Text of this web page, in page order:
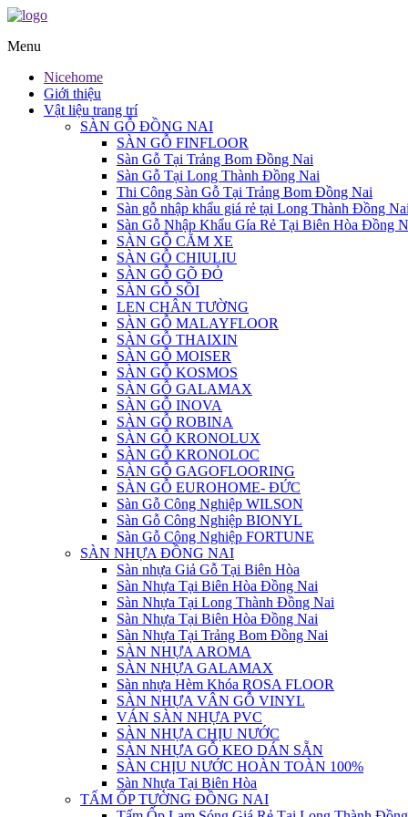
Menu
Nicehome
Giới thiệu
Vật liệu trang trí
SÀN GỖ ĐỒNG NAI
SÀN GỖ FINFLOOR
Sàn Gỗ Tại Trảng Bom Đồng Nai
Sàn Gỗ Tại Long Thành Đồng Nai
Thi Công Sàn Gỗ Tại Trảng Bom Đồng Nai
Sàn gỗ nhập khẩu giá rẻ tại Long Thành Đồng
Sàn Gỗ Nhập Khẩu Gía Rẻ Tại Biên Hòa Đồng
SÀN GỖ CĂM XE
SÀN GỖ CHIULIU
SÀN GỖ GÕ ĐỎ
SÀN GỖ SỒI
LEN CHÂN TƯỜNG
SÀN GỖ MALAYFLOOR
SÀN GỖ THAIXIN
SÀN GỖ MOISER
SÀN GỖ KOSMOS
SÀN GỖ GALAMAX
SÀN GỖ INOVA
SÀN GỖ ROBINA
SÀN GỖ KRONOLUX
SÀN GỖ KRONOLOC
SÀN GỖ GAGOFLOORING
SÀN GỖ EUROHOME- ĐỨC
Sàn Gỗ Công Nghiệp WILSON
Sàn Gỗ Công Nghiệp BIONYL
Sàn Gỗ Công Nghiệp FORTUNE
SÀN NHỰA ĐỒNG NAI
Sàn nhựa Giả Gỗ Tại Biên Hòa
Sàn Nhựa Tại Biên Hòa Đồng Nai
Sàn Nhựa Tại Long Thành Đồng Nai
Sàn Nhựa Tại Biên Hòa Đồng Nai
Sàn Nhựa Tại Trảng Bom Đồng Nai
SÀN NHỰA AROMA
SÀN NHỰA GALAMAX
Sàn nhựa Hèm Khóa ROSA FLOOR
SÀN NHỰA VÂN GỖ VINYL
VÁN SÀN NHỰA PVC
SÀN NHỰA CHỊU NƯỚC
SÀN NHỰA GỖ KEO DÁN SẴN
SÀN CHỊU NƯỚC HOÀN TOÀN 100%
Sàn Nhựa Tại Biên Hòa
TẤM ỐP TƯỜNG ĐỒNG NAI